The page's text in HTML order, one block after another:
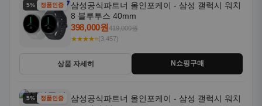
5% 할인정품인증
삼성공식파트너 올인포케이 - 삼성 갤럭시 워치
8 블루투스 40mm
398,000원419,000원
★★★★⭐(3,457)
상품 자세히 N쇼핑구매
5% 할인정품인증
삼성공식파트너 올인포케이 - 삼성 갤럭시 워치